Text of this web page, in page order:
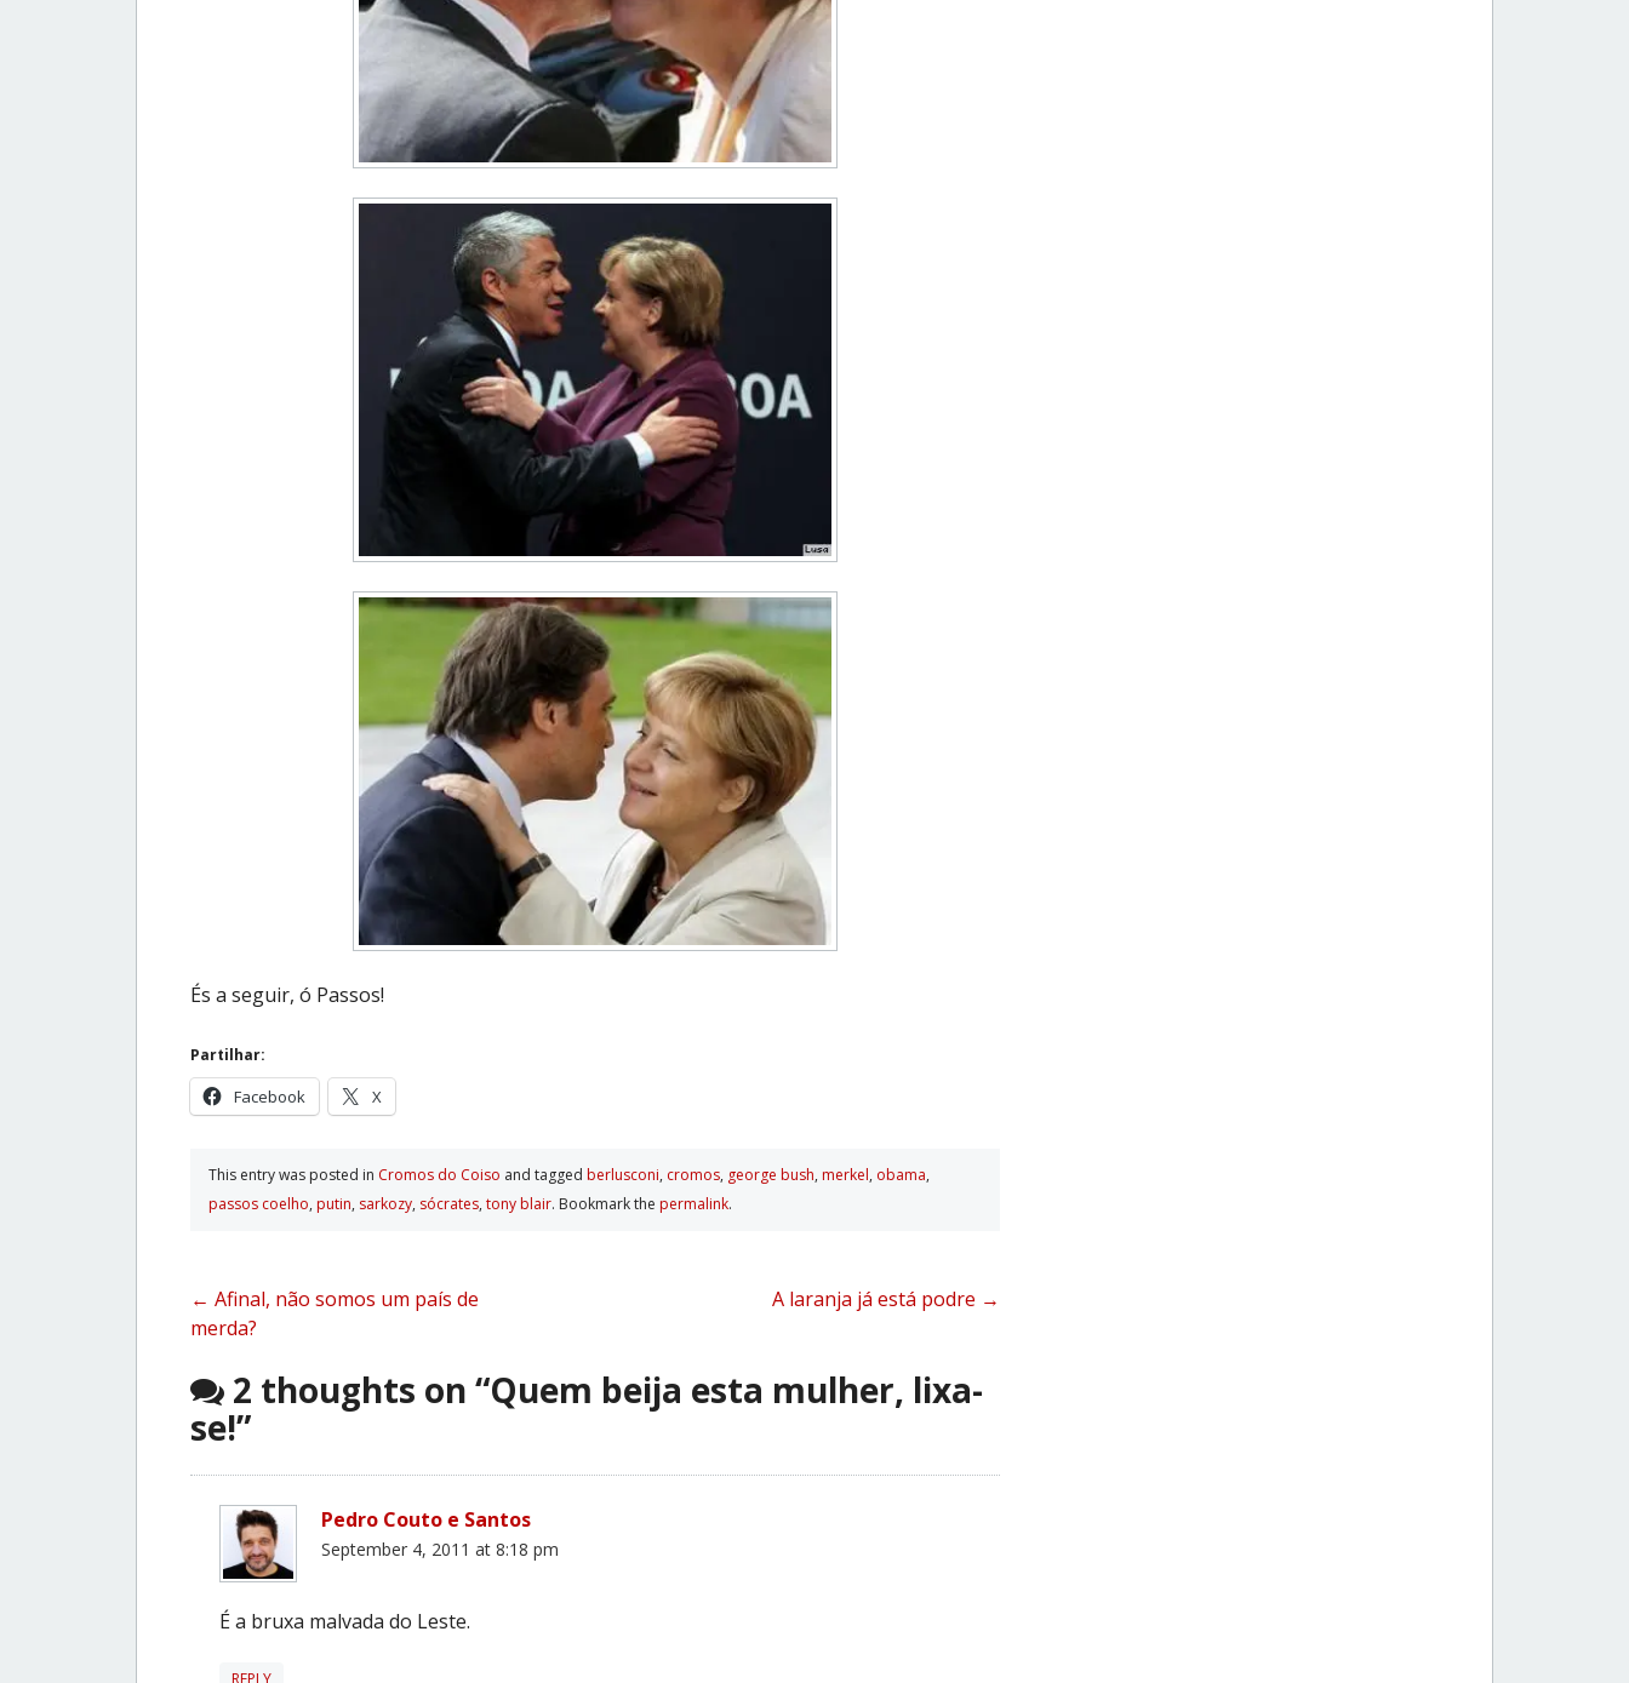
És a seguir, ó Passos!
Partilhar:
Facebook X
This entry was posted in Cromos do Coiso and tagged berlusconi, cromos, george bush, merkel, obama,
passos coelho, putin, sarkozy, sócrates, tony blair. Bookmark the permalink.
Post
navigation
← Afinal, não somos um país de
merda?
A laranja já está podre →
2 thoughts on “Quem beija esta mulher, lixa-
se!”
Pedro Couto e Santos
September 4, 2011 at 8:18 pm
É a bruxa malvada do Leste.
REPLY